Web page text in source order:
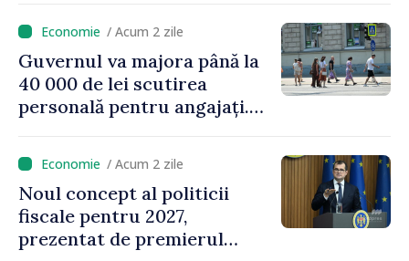
/ Acum 2 zile
Guvernul va majora până la
40 000 de lei scutirea
personală pentru angajați.
de milioane de lei îi lăsăm
oamenilor”/ Acum 2 zile
Noul concept al politicii
fiscale pentru 2027,
prezentat de premierul